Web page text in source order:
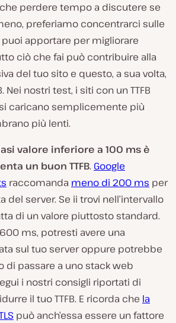
perdere tempo a discutere se
preferiamo concentrarci sulle
apportare per migliorare
ciò che fai può contribuire alla
del tuo sito e questo, a sua volta,
Nei nostri test, i siti con un TTFB
caricano semplicemente più
più lenti.
valore inferiore a 100 ms è
un buon TTFB. Google
raccomanda meno di 200 ms per
del server. Se ii trovi nell’intervallo
di un valore piuttosto standard.
ms, potresti avere una
sul tuo server oppure potrebbe
di passare a uno stack web
i nostri consigli riportati di
il tuo TTFB. E ricorda che la
può anch’essa essere un fattore